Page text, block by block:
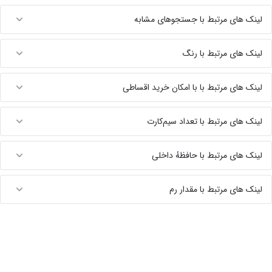
لینک های مرتبط با جستجوهای مشابه
لینک های مرتبط با رنگ
لینک های مرتبط با با امکان خرید اقساطی
لینک های مرتبط با تعداد سیم‌کارت
لینک های مرتبط با حافظهٔ داخلی
لینک های مرتبط با مقدار رم